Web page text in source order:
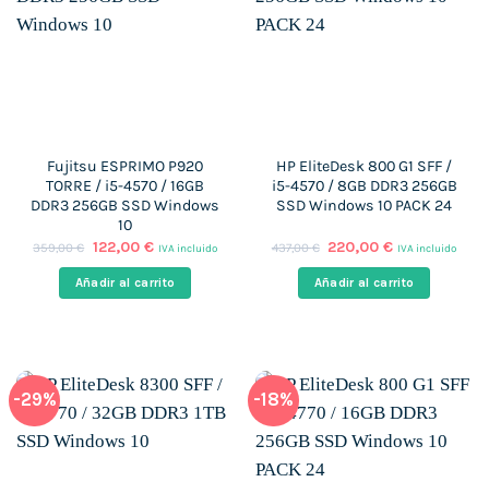
Fujitsu ESPRIMO P920
TORRE / i5-4570 / 16GB
DDR3 256GB SSD Windows
10
359,00€ El
original
era:
122,00 €El
actual
es:
IVA incluido
Añadir al carrito
HP EliteDesk 800 G1 SFF /
i5-4570 / 8GB DDR3 256GB
SSD Windows 10 PACK 24
437,00€ El
original
era:
220,00€El
actual
es:
IVA incluido
Añadir al carrito
-29% -18%